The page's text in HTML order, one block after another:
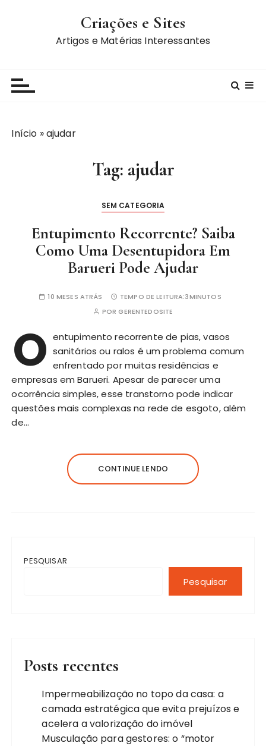
Criações e Sites
Artigos e Matérias Interessantes
Início »ajudar
Tag: ajudar
SEM CATEGORIA
Entupimento Recorrente? Saiba
Como Uma Desentupidora Em
Barueri Pode Ajudar
10 MESES ATRÁS TEMPO DE LEITURA:3MINUTOS
PORGERENTEDOSITE
O entupimento recorrente de pias, vasos
sanitários ou ralos é um problema comum
enfrentado por muitas residências e
empresas em Barueri. Apesar de parecer uma
ocorrência simples, esse transtorno pode indicar
questões mais complexas na rede de esgoto, além
de…
CONTINUE LENDO
PESQUISAR
Pesquisar
Posts recentes
Impermeabilização no topo da casa: a
camada estratégica que evita prejuízos e
acelera a valorização do imóvel
Musculação para gestores: o “motor